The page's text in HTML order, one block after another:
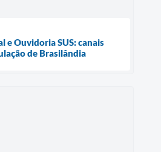
e Ouvidoria SUS: canais
de Brasilândia